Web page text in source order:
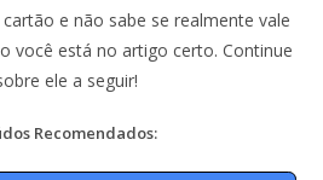
e não sabe se realmente vale
você está no artigo certo. Continue
ele a seguir!
Recomendados: